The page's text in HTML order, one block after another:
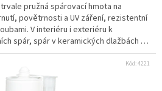
pružná spárovací hmota na
povětrnosti a UV záření, rezistentní
V interiéru i exteriéru k
spár, spár v keramických dlažbách a
a stěna/podlaha, spár mezi
a zařizovacími předměty (vana,
Před aplikací se ujistěte, že jsou
Kód:4221